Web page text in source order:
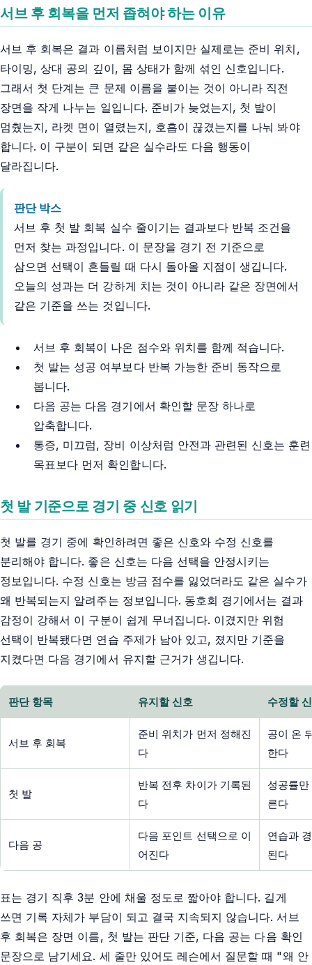
서브 후 회복을 먼저 좁혀야 하는 이유
서브 후 회복은 결과 이름처럼 보이지만 실제로는 준비 위치,
타이밍, 상대 공의 깊이, 몸 상태가 함께 섞인 신호입니다.
그래서 첫 단계는 큰 문제 이름을 붙이는 것이 아니라 직전
장면을 작게 나누는 일입니다. 준비가 늦었는지, 첫 발이
멈췄는지, 라켓 면이 열렸는지, 호흡이 끊겼는지를 나눠 봐야
합니다. 이 구분이 되면 같은 실수라도 다음 행동이
달라집니다.
판단 박스
서브 후 첫 발 회복 실수 줄이기는 결과보다 반복 조건을
먼저 찾는 과정입니다. 이 문장을 경기 전 기준으로
삼으면 선택이 흔들릴 때 다시 돌아올 지점이 생깁니다.
오늘의 성과는 더 강하게 치는 것이 아니라 같은 장면에서
같은 기준을 쓰는 것입니다.
서브 후 회복이 나온 점수와 위치를 함께 적습니다.
첫 발는 성공 여부보다 반복 가능한 준비 동작으로
봅니다.
다음 공는 다음 경기에서 확인할 문장 하나로
압축합니다.
통증, 미끄럼, 장비 이상처럼 안전과 관련된 신호는 훈련
목표보다 먼저 확인합니다.
첫 발 기준으로 경기 중 신호 읽기
첫 발를 경기 중에 확인하려면 좋은 신호와 수정 신호를
분리해야 합니다. 좋은 신호는 다음 선택을 안정시키는
정보입니다. 수정 신호는 방금 점수를 잃었더라도 같은 실수가
왜 반복되는지 알려주는 정보입니다. 동호회 경기에서는 결과
감정이 강해서 이 구분이 쉽게 무너집니다. 이겼지만 위험
선택이 반복됐다면 연습 주제가 남아 있고, 졌지만 기준을
지켰다면 다음 경기에서 유지할 근거가 생깁니다.
판단 항목 유지할 신호 수정할
서브 후 회복
준비 위치가 먼저 정해진
다
공이 온
한다
첫 발
반복 전후 차이가 기록된
다
성공률
른다
다음 공
다음 포인트 선택으로 이
어진다
연습과
된다
표는 경기 직후 3분 안에 채울 정도로 짧아야 합니다. 길게
쓰면 기록 자체가 부담이 되고 결국 지속되지 않습니다. 서브
후 회복은 장면 이름, 첫 발는 판단 기준, 다음 공는 다음 확인
문장으로 남기세요. 세 줄만 있어도 레슨에서 질문할 때 "왜 안